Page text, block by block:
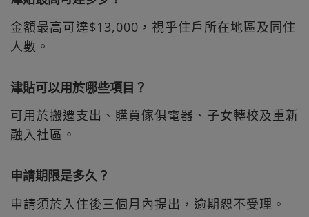
金額最高可達$13,000，視乎住戶所在地區及同住
人數。
津貼可以用於哪些項目？
可用於搬遷支出、購買傢俱電器、子女轉校及重新
融入社區。
申請期限是多久？
申請須於入住後三個月內提出，逾期恕不受理。